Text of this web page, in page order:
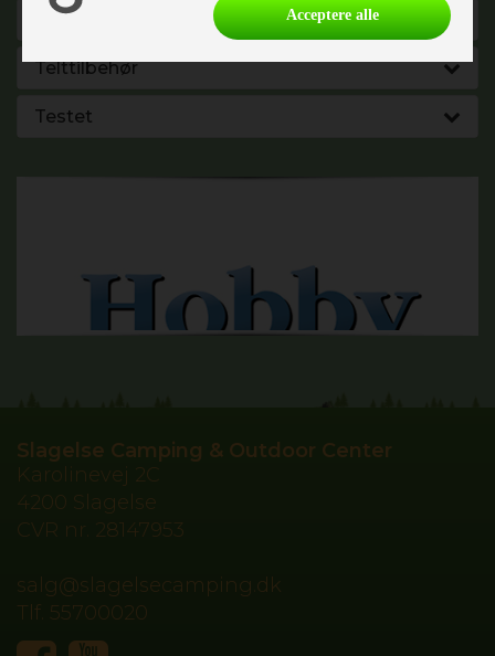
Vand - Varme & Energi
Telttilbehør
Testet
Slagelse Camping & Outdoor Center
Karolinevej 2C
4200 Slagelse
CVR nr. 28147953
salg@slagelsecamping.dk
Tlf. 55700020
Acceptere alle